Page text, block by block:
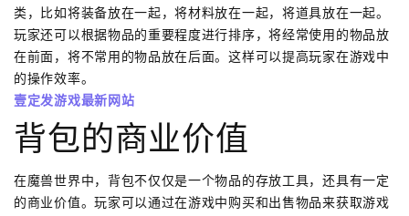
类，比如将装备放在一起，将材料放在一起，将道具放在一起。
玩家还可以根据物品的重要程度进行排序，将经常使用的物品放
在前面，将不常用的物品放在后面。这样可以提高玩家在游戏中
的操作效率。
壹定发游戏最新网站
背包的商业价值
在魔兽世界中，背包不仅仅是一个物品的存放工具，还具有一定
的商业价值。玩家可以通过在游戏中购买和出售物品来获取游戏